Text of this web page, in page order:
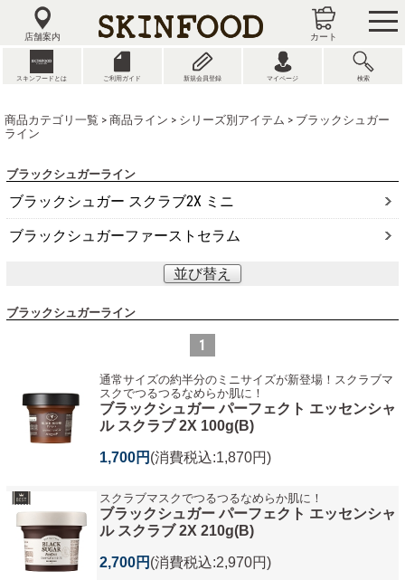
店舗案内 カート
スキンフードとは ご利用ガイド 新規会員登録 マイページ 検索
商品カテゴリ一覧 > 商品ライン > シリーズ別アイテム > ブラックシュガー
ライン
ブラックシュガーライン
ブラックシュガー スクラブ2X ミニ
ブラックシュガーファーストセラム
並び替え
ブラックシュガーライン
1
通常サイズの約半分のミニサイズが新登場！スクラブマ
スクでつるつるなめらか肌に！
ブラックシュガー パーフェクト エッセンシャ
ル スクラブ 2X 100g(B)
1,700円 (消費税込:1,870円)
スクラブマスクでつるつるなめらか肌に！
ブラックシュガー パーフェクト エッセンシャ
ル スクラブ 2X 210g(B)
2,700円 (消費税込:2,970円)